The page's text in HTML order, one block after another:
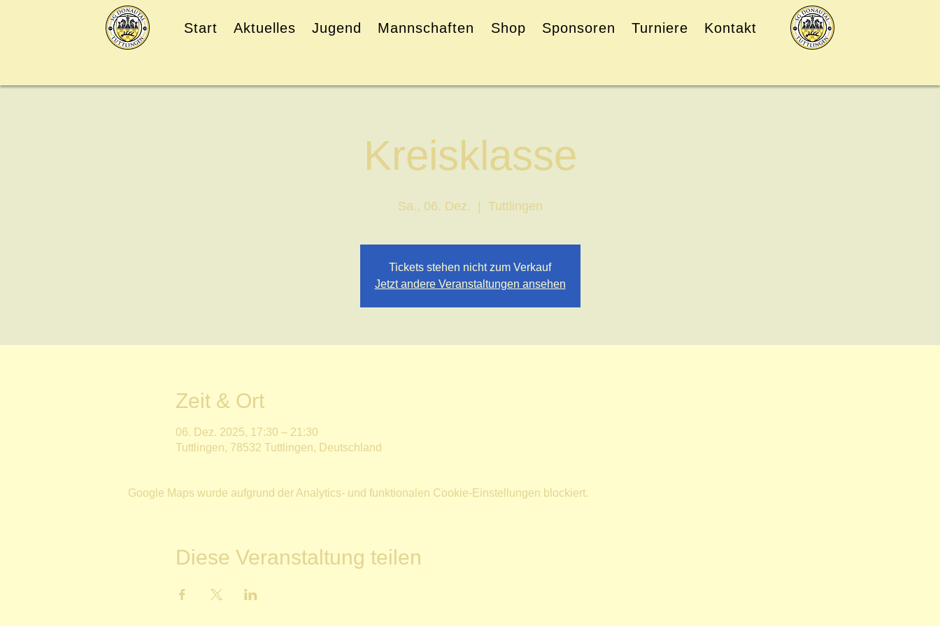
Start Aktuelles Jugend Mannschaften Shop Sponsoren Turniere Kontakt
Kreisklasse
Sa., 06. Dez. Tuttlingen
Tickets stehen nicht zum Verkauf
Jetzt andere Veranstaltungen ansehen
Zeit & Ort
06. Dez. 2025, 17:30 – 21:30
Tuttlingen, 78532 Tuttlingen, Deutschland
Google Maps wurde aufgrund der Analytics- und funktionalen Cookie-Einstellungen blockiert.
Diese Veranstaltung teilen